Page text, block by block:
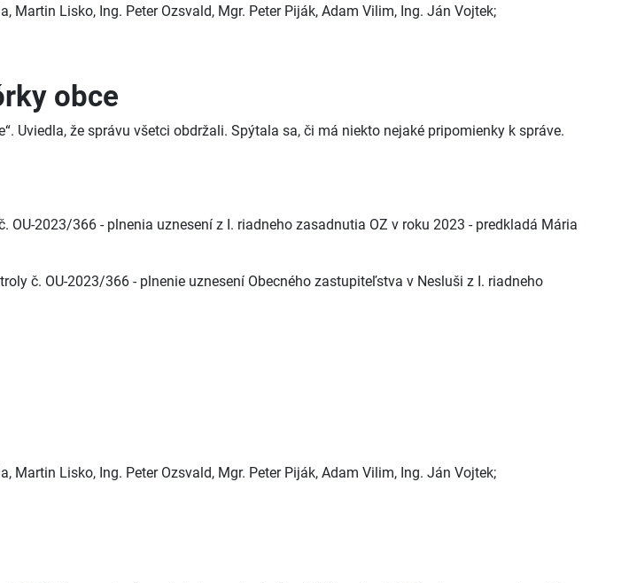
Lisko, Ing. Peter Ozsvald, Mgr. Peter Piják, Adam Vilim, Ing. Ján Vojtek;
obce
Uviedla, že správu všetci obdržali. Spýtala sa, či má niekto nejaké pripomienky k správe.
2023/366 - plnenia uznesení z I. riadneho zasadnutia OZ v roku 2023 - predkladá Mária
č. OU-2023/366 - plnenie uznesení Obecného zastupiteľstva v Nesluši z I. riadneho
Lisko, Ing. Peter Ozsvald, Mgr. Peter Piják, Adam Vilim, Ing. Ján Vojtek;